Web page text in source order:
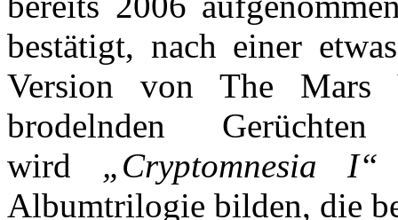
bestätigt, nach einer
Version von The Mars
brodelnden
wird „Cryptomnesia I“
Albumtrilogie bilden, die